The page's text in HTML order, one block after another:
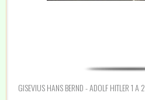
GISEVIUS HANS BERND - ADOLF HITLER 1 A 2